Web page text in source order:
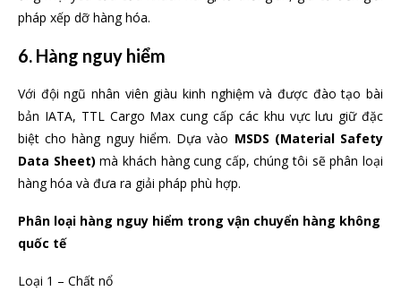
pháp xếp dỡ hàng hóa.
6. Hàng nguy hiểm
Với đội ngũ nhân viên giàu kinh nghiệm và được đào tạo bài
bản IATA, TTL Cargo Max cung cấp các khu vực lưu giữ đặc
biệt cho hàng nguy hiểm. Dựa vào MSDS (Material Safety
Data Sheet) mà khách hàng cung cấp, chúng tôi sẽ phân loại
hàng hóa và đưa ra giải pháp phù hợp.
Phân loại hàng nguy hiểm trong vận chuyển hàng không
quốc tế
Loại 1 – Chất nổ